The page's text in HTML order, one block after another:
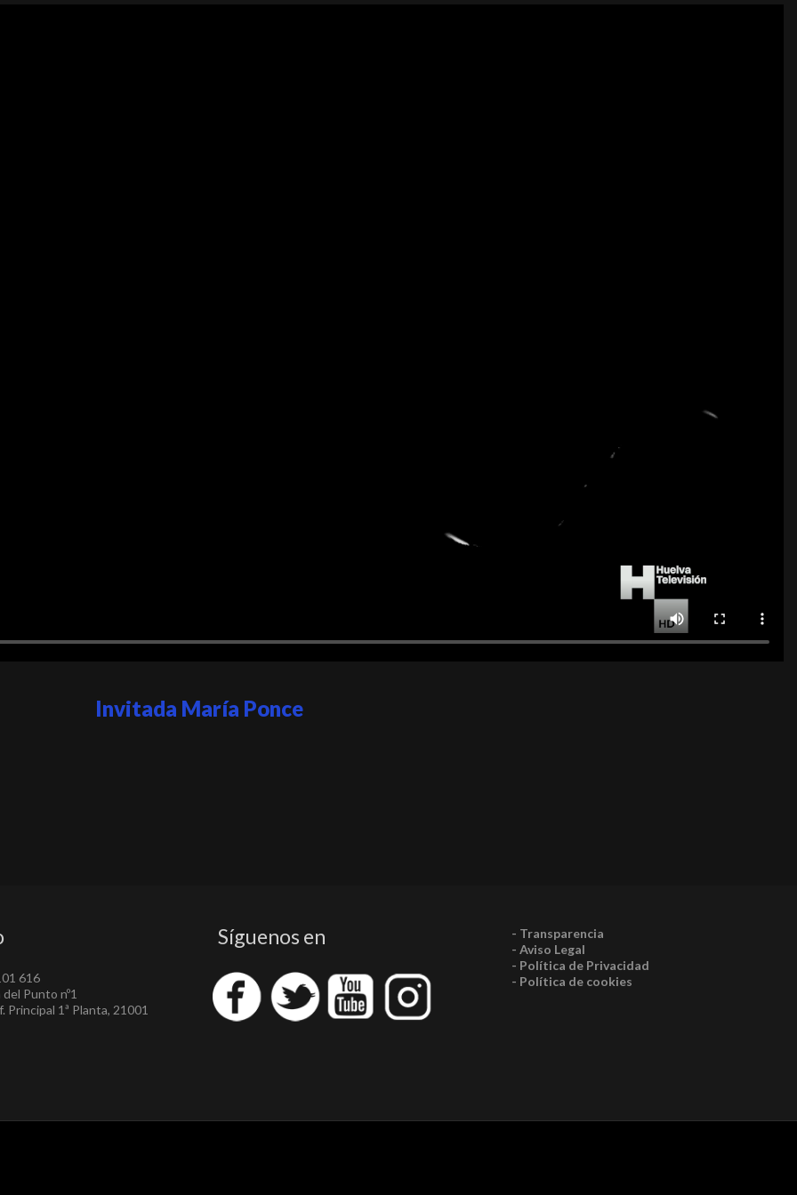
Invitada María Ponce
616
Punto nº1
Principal 1ª Planta, 21001
Síguenos en
- Transparencia
- Aviso Legal
- Política de Privacidad
- Política de cookies